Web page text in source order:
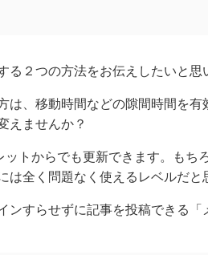
２つの方法をお伝えしたいと思
は、移動時間などの隙間時間を有
えませんか？
トからでも更新できます。もち
は全く問題なく使えるレベルだと
ンすらせずに記事を投稿できる「